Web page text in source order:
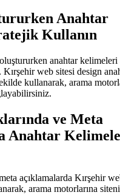
Anahtar
Kullanın
anahtar
Kırşehir web sitesi design
kullanarak, arama
ve Meta
Anahtar
açıklamalarda Kırşehir
arama motorlarına